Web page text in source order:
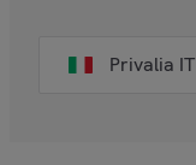
Privalia IT